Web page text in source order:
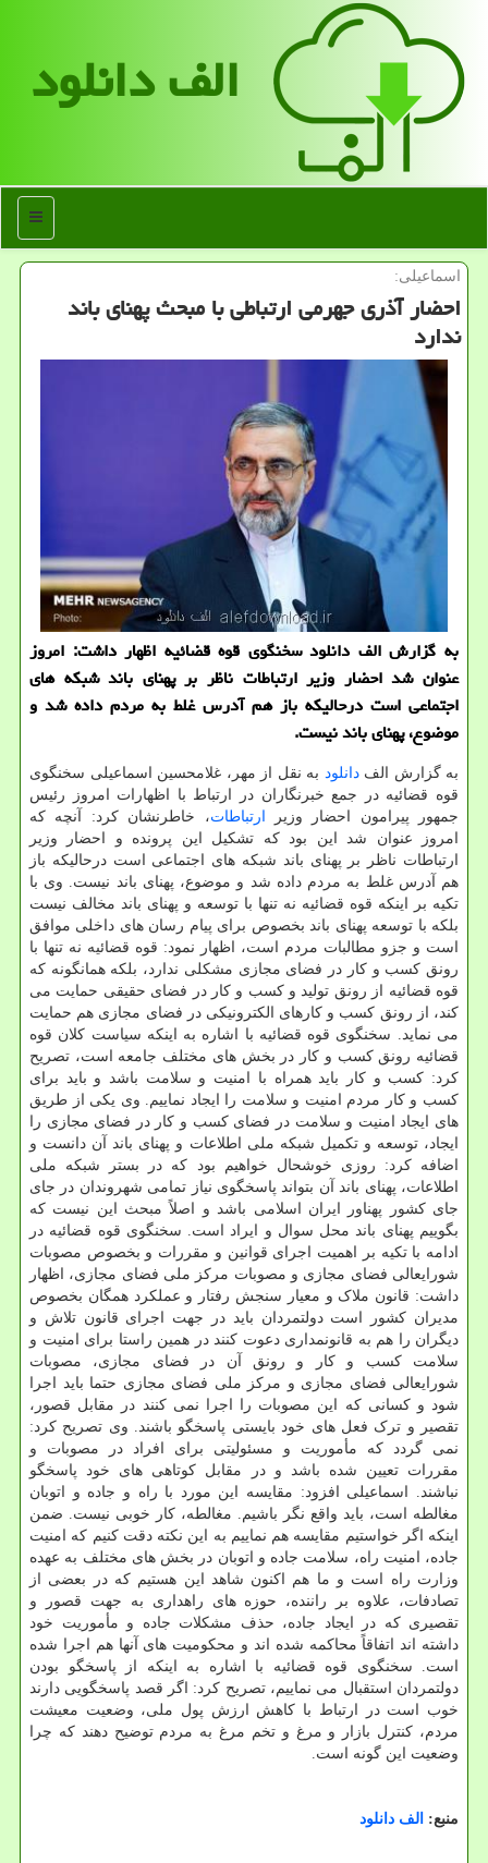
الف دانلود
منو
اسماعیلی:
احضار آذری جهرمی ارتباطی با مبحث پهنای باند
ندارد
به گزارش الف دانلود سخنگوی قوه قضائیه اظهار داشت: امروز
عنوان شد احضار وزیر ارتباطات ناظر بر پهنای باند شبکه های
اجتماعی است درحالیکه باز هم آدرس غلط به مردم داده شد و
موضوع، پهنای باند نیست.
به گزارش الفدانلود به نقل از مهر، غلامحسین اسماعیلی سخنگوی
قوه قضائیه در جمع خبرنگاران در ارتباط با اظهارات امروز رئیس
جمهور پیرامون احضار وزیر ارتباطات، خاطرنشان کرد: آنچه که
امروز عنوان شد این بود که تشکیل این پرونده و احضار وزیر
ارتباطات ناظر بر پهنای باند شبکه های اجتماعی است درحالیکه باز
هم آدرس غلط به مردم داده شد و موضوع، پهنای باند نیست. وی با
تکیه بر اینکه قوه قضائیه نه تنها با توسعه و پهنای باند مخالف نیست
بلکه با توسعه پهنای باند بخصوص برای پیام رسان های داخلی موافق
است و جزو مطالبات مردم است، اظهار نمود: قوه قضائیه نه تنها با
رونق کسب و کار در فضای مجازی مشکلی ندارد، بلکه همانگونه که
قوه قضائیه از رونق تولید و کسب و کار در فضای حقیقی حمایت می
کند، از رونق کسب و کارهای الکترونیکی در فضای مجازی هم حمایت
می نماید. سخنگوی قوه قضائیه با اشاره به اینکه سیاست کلان قوه
قضائیه رونق کسب و کار در بخش های مختلف جامعه است، تصریح
کرد: کسب و کار باید همراه با امنیت و سلامت باشد و باید برای
کسب و کار مردم امنیت و سلامت را ایجاد نماییم. وی یکی از طریق
های ایجاد امنیت و سلامت در فضای کسب و کار در فضای مجازی را
ایجاد، توسعه و تکمیل شبکه ملی اطلاعات و پهنای باند آن دانست و
اضافه کرد: روزی خوشحال خواهیم بود که در بستر شبکه ملی
اطلاعات، پهنای باند آن بتواند پاسخگوی نیاز تمامی شهروندان در جای
جای کشور پهناور ایران اسلامی باشد و اصلاً مبحث این نیست که
بگوییم پهنای باند محل سوال و ایراد است. سخنگوی قوه قضائیه در
ادامه با تکیه بر اهمیت اجرای قوانین و مقررات و بخصوص مصوبات
شورایعالی فضای مجازی و مصوبات مرکز ملی فضای مجازی، اظهار
داشت: قانون ملاک و معیار سنجش رفتار و عملکرد همگان بخصوص
مدیران کشور است دولتمردان باید در جهت اجرای قانون تلاش و
دیگران را هم به قانونمداری دعوت کنند در همین راستا برای امنیت و
سلامت کسب و کار و رونق آن در فضای مجازی، مصوبات
شورایعالی فضای مجازی و مرکز ملی فضای مجازی حتما باید اجرا
شود و کسانی که این مصوبات را اجرا نمی کنند در مقابل قصور،
تقصیر و ترک فعل های خود بایستی پاسخگو باشند. وی تصریح کرد:
نمی گردد که مأموریت و مسئولیتی برای افراد در مصوبات و
مقررات تعیین شده باشد و در مقابل کوتاهی های خود پاسخگو
نباشند. اسماعیلی افزود: مقایسه این مورد با راه و جاده و اتوبان
مغالطه است، باید واقع نگر باشیم. مغالطه، کار خوبی نیست. ضمن
اینکه اگر خواستیم مقایسه هم نماییم به این نکته دقت کنیم که امنیت
جاده، امنیت راه، سلامت جاده و اتوبان در بخش های مختلف به عهده
وزارت راه است و ما هم اکنون شاهد این هستیم که در بعضی از
تصادفات، علاوه بر راننده، حوزه های راهداری به جهت قصور و
تقصیری که در ایجاد جاده، حذف مشکلات جاده و مأموریت خود
داشته اند اتفاقاً محاکمه شده اند و محکومیت های آنها هم اجرا شده
است. سخنگوی قوه قضائیه با اشاره به اینکه از پاسخگو بودن
دولتمردان استقبال می نماییم، تصریح کرد: اگر قصد پاسخگویی دارند
خوب است در ارتباط با کاهش ارزش پول ملی، وضعیت معیشت
مردم، کنترل بازار و مرغ و تخم مرغ به مردم توضیح دهند که چرا
وضعیت این گونه است.
منبع: الف دانلود